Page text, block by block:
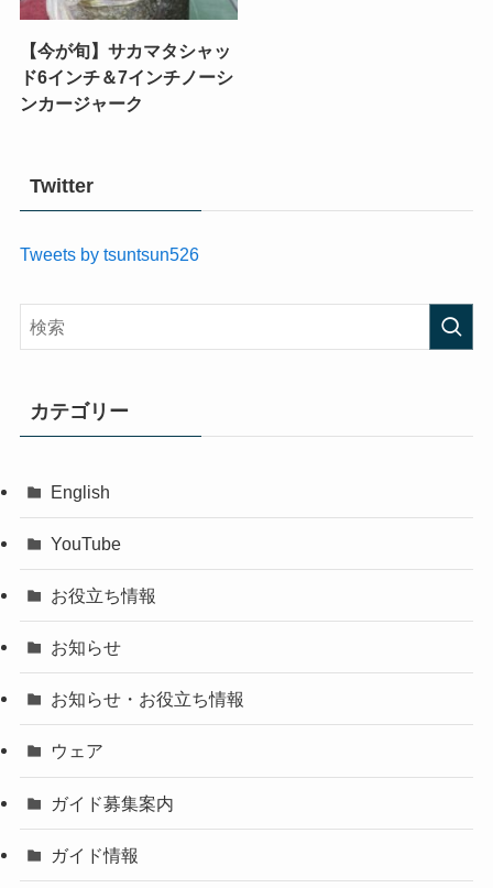
【今が旬】サカマタシャッ
ド6インチ＆7インチノーシ
ンカージャーク
Twitter
Tweets by tsuntsun526
カテゴリー
English
YouTube
お役立ち情報
お知らせ
お知らせ・お役立ち情報
ウェア
ガイド募集案内
ガイド情報